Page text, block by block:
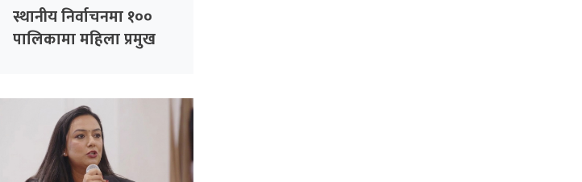
स्थानीय निर्वाचनमा १००
पालिकामा महिला प्रमुख